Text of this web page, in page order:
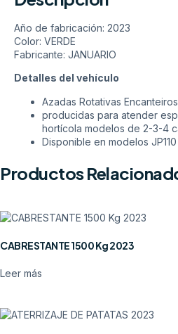
Año de fabricación: 2023
Color: VERDE
Fabricante: JANUARIO
Detalles del vehículo
Azadas Rotativas
producidas para atender
hortícola modelos de 2-3-4
Disponible en modelos
Productos
CABRESTANTE 1500 Kg 2023
Leer más